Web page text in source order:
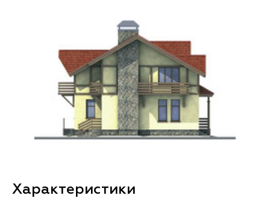
Характеристики